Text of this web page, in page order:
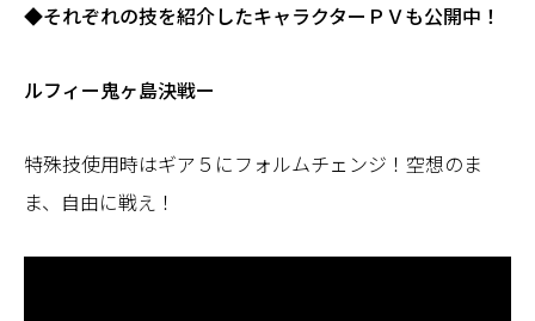
◆それぞれの技を紹介したキャラクターＰＶも公開中！
ルフィー鬼ヶ島決戦ー
特殊技使用時はギア５にフォルムチェンジ！空想のま
ま、自由に戦え！